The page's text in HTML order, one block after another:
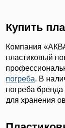
Купить
Компания
пластиковый
погреба. В
погреба
для хранения